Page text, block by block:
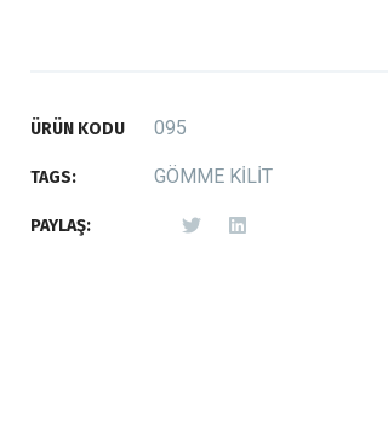
ÜRÜN KODU 095
TAGS: GÖMME KİLİT
PAYLAŞ: